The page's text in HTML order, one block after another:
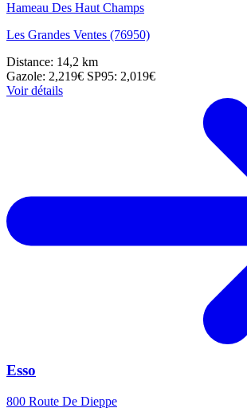
Hameau Des Haut Champs
Les Grandes Ventes (76950)
Distance: 14,2 km
Gazole: 2,219€ SP95: 2,019€
Voir détails
Esso
800 Route De Dieppe